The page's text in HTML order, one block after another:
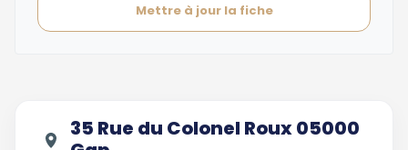
Mettre à jour la fiche
35 Rue du Colonel Roux 05000